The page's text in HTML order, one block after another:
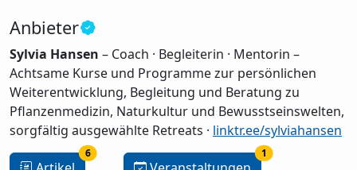
Anbieter
Sylvia Hansen – Coach · Begleiterin · Mentorin –
Achtsame Kurse und Programme zur persönlichen
Weiterentwicklung, Begleitung und Beratung zu
Pflanzenmedizin, Naturkultur und Bewusstseinswelten,
sorgfältig ausgewählte Retreats · linktr.ee/sylviahansen
6 1